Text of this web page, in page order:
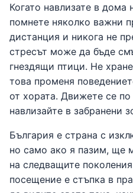
Когато навлизате в дома
помнете няколко важни
дистанция и никога не
стресът може да бъде
гнездящи птици. Не
това променя
от хората. Движете се
навлизайте в забранени
България е страна с
но само ако я пазим, ще
на следващите
посещение е стъпка в